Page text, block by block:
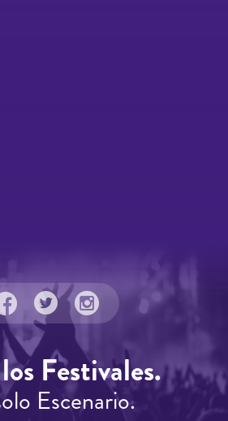
Festivales.
Escenario.